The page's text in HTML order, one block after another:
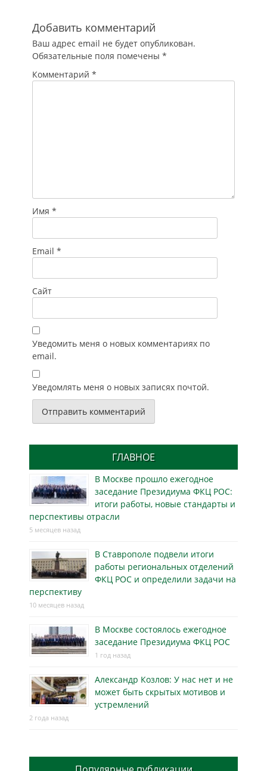
Добавить комментарий
Ваш адрес email не будет опубликован.
Обязательные поля помечены *
Комментарий *
Имя *
Email *
Сайт
Уведомить меня о новых комментариях по
email.
Уведомлять меня о новых записях почтой.
ГЛАВНОЕ
В Москве прошло ежегодное
заседание Президиума ФКЦ РОС:
итоги работы, новые стандарты и
перспективы отрасли
5 месяцев назад
В Ставрополе подвели итоги
работы региональных отделений
ФКЦ РОС и определили задачи на
перспективу
10 месяцев назад
В Москве состоялось ежегодное
заседание Президиума ФКЦ РОС
1 год назад
Александр Козлов: У нас нет и не
может быть скрытых мотивов и
устремлений
2 года назад